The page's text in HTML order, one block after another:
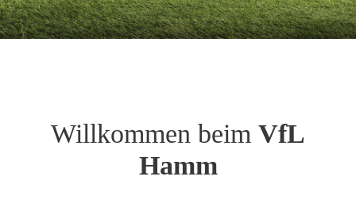
Willkommen beim VfL
Hamm